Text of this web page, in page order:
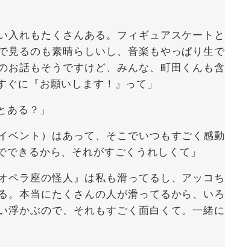
れもたくさんある。フィギュアスケートと
見るのも素晴らしいし、音楽もやっぱり生で
お話もそうですけど、みんな、町田くんも含
に『お願いします！』って」
る？」
ント）はあって、そこでいつもすごく感動
きるから、それがすごくうれしくて」
ラ座の怪人』は私も滑ってるし、アッコち
。本当にたくさんの人が滑ってるから、いろ
浮かぶので、それもすごく面白くて。一緒に